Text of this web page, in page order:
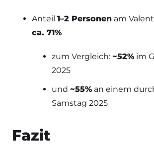
Anteil 1–2 Personen am
ca. 71%
zum Vergleich: ~52% im
2025
und ~55% an einem
Samstag 2025
Fazit